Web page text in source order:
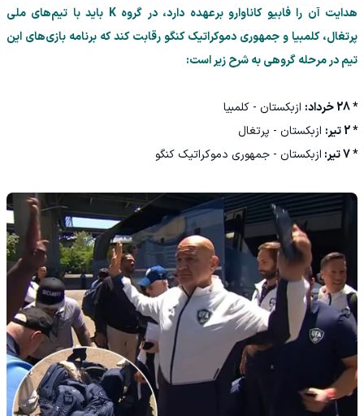
هدایت آن را فابیو کاناوارو برعهده دارد، در گروه K باید با تیم‌های ملی
پرتغال، کلمبیا و جمهوری دموکراتیک کنگو رقابت کند که برنامه بازی‌های این
تیم در مرحله گروهی به شرح زیر است:
* 28 خرداد:
ازبکستان - کلمبیا
* 2 تیر:
ازبکستان - پرتغال
* 7 تیر:
ازبکستان - جمهوری دموکراتیک کنگو